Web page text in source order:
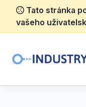
Tato stránka
vašeho